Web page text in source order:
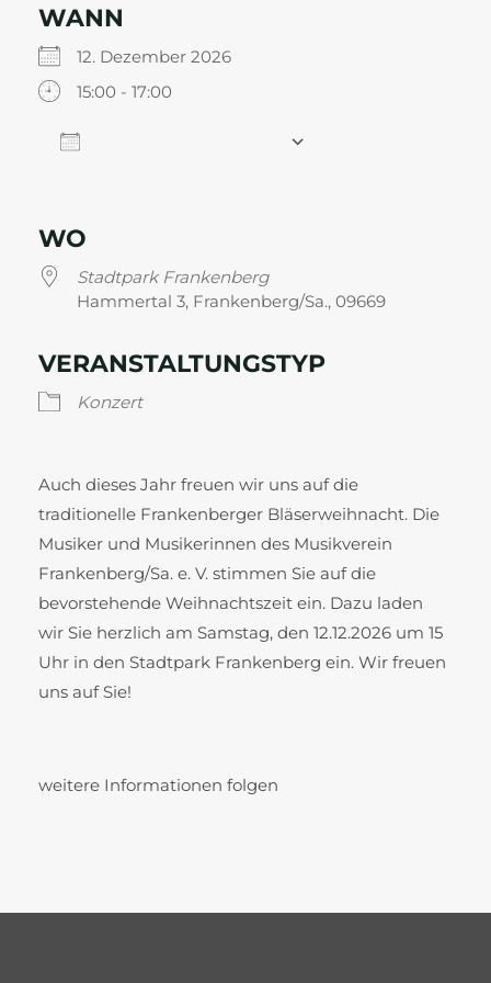
WANN
12. Dezember 2026
15:00 - 17:00
WO
Stadtpark Frankenberg
Hammertal 3, Frankenberg/Sa., 09669
VERANSTALTUNGSTYP
Konzert
Auch dieses Jahr freuen wir uns auf die
traditionelle Frankenberger Bläserweihnacht. Die
Musiker und Musikerinnen des Musikverein
Frankenberg/Sa. e. V. stimmen Sie auf die
bevorstehende Weihnachtszeit ein. Dazu laden
wir Sie herzlich am Samstag, den 12.12.2026 um 15
Uhr in den Stadtpark Frankenberg ein. Wir freuen
uns auf Sie!
weitere Informationen folgen